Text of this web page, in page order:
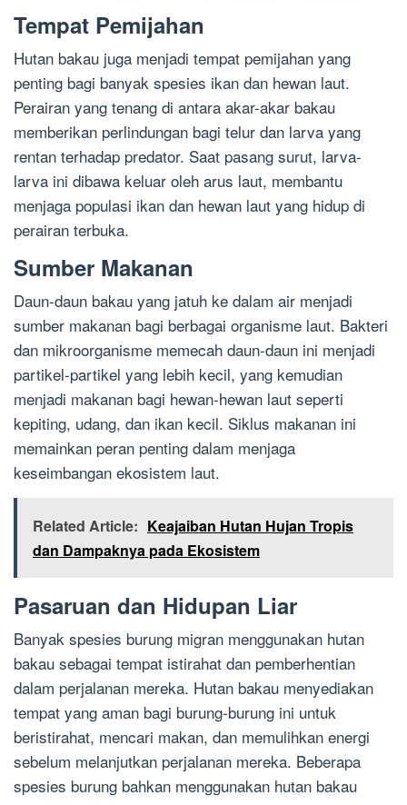
Tempat Pemijahan
Hutan bakau juga menjadi tempat pemijahan yang
penting bagi banyak spesies ikan dan hewan laut.
Perairan yang tenang di antara akar-akar bakau
memberikan perlindungan bagi telur dan larva yang
rentan terhadap predator. Saat pasang surut, larva-
larva ini dibawa keluar oleh arus laut, membantu
menjaga populasi ikan dan hewan laut yang hidup di
perairan terbuka.
Sumber Makanan
Daun-daun bakau yang jatuh ke dalam air menjadi
sumber makanan bagi berbagai organisme laut. Bakteri
dan mikroorganisme memecah daun-daun ini menjadi
partikel-partikel yang lebih kecil, yang kemudian
menjadi makanan bagi hewan-hewan laut seperti
kepiting, udang, dan ikan kecil. Siklus makanan ini
memainkan peran penting dalam menjaga
keseimbangan ekosistem laut.
Related Article: Keajaiban Hutan Hujan Tropis
dan Dampaknya pada Ekosistem
Pasaruan dan Hidupan Liar
Banyak spesies burung migran menggunakan hutan
bakau sebagai tempat istirahat dan pemberhentian
dalam perjalanan mereka. Hutan bakau menyediakan
tempat yang aman bagi burung-burung ini untuk
beristirahat, mencari makan, dan memulihkan energi
sebelum melanjutkan perjalanan mereka. Beberapa
spesies burung bahkan menggunakan hutan bakau